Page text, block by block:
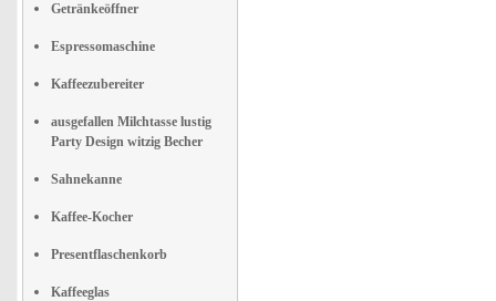
Getränkeöffner
Espressomaschine
Kaffeezubereiter
ausgefallen Milchtasse lustig
Party Design witzig Becher
Sahnekanne
Kaffee-Kocher
Presentflaschenkorb
Kaffeeglas